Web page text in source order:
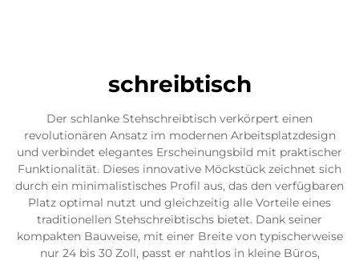
schreibtisch
Der schlanke Stehschreibtisch verkörpert einen
revolutionären Ansatz im modernen Arbeitsplatzdesign
und verbindet elegantes Erscheinungsbild mit praktischer
Funktionalität. Dieses innovative Möckstück zeichnet sich
durch ein minimalistisches Profil aus, das den verfügbaren
Platz optimal nutzt und gleichzeitig alle Vorteile eines
traditionellen Stehschreibtischs bietet. Dank seiner
kompakten Bauweise, mit einer Breite von typischerweise
nur 24 bis 30 Zoll, passt er nahtlos in kleine Büros,